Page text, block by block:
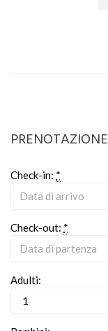
PRENOTAZIONE
Check-in: *
Check-out: *
Adulti: